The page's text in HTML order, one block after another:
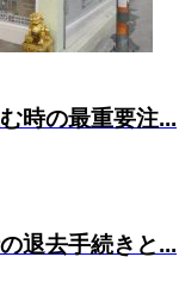
時の最重要注...
退去手続きと...